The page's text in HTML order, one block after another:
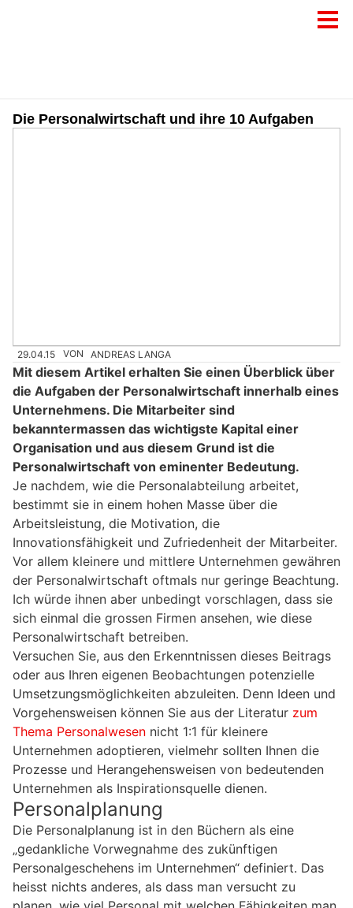
Die Personalwirtschaft und ihre 10 Aufgaben
29.04.15 VON ANDREAS LANGA
Mit diesem Artikel erhalten Sie einen Überblick über
die Aufgaben der Personalwirtschaft innerhalb eines
Unternehmens. Die Mitarbeiter sind
bekanntermassen das wichtigste Kapital einer
Organisation und aus diesem Grund ist die
Personalwirtschaft von eminenter Bedeutung.
Je nachdem, wie die Personalabteilung arbeitet,
bestimmt sie in einem hohen Masse über die
Arbeitsleistung, die Motivation, die
Innovationsfähigkeit und Zufriedenheit der Mitarbeiter.
Vor allem kleinere und mittlere Unternehmen gewähren
der Personalwirtschaft oftmals nur geringe Beachtung.
Ich würde ihnen aber unbedingt vorschlagen, dass sie
sich einmal die grossen Firmen ansehen, wie diese
Personalwirtschaft betreiben.
Versuchen Sie, aus den Erkenntnissen dieses Beitrags
oder aus Ihren eigenen Beobachtungen potenzielle
Umsetzungsmöglichkeiten abzuleiten. Denn Ideen und
Vorgehensweisen können Sie aus der Literatur zum
Thema Personalwesen nicht 1:1 für kleinere
Unternehmen adoptieren, vielmehr sollten Ihnen die
Prozesse und Herangehensweisen von bedeutenden
Unternehmen als Inspirationsquelle dienen.
Personalplanung
Die Personalplanung ist in den Büchern als eine
„gedankliche Vorwegnahme des zukünftigen
Personalgeschehens im Unternehmen“ definiert. Das
heisst nichts anderes, als dass man versucht zu